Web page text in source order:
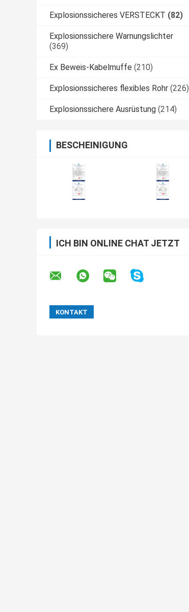
Explosionssicheres VERSTECKT (82)
Explosionssichere Warnungslichter
(369)
Ex Beweis-Kabelmuffe (210)
Explosionssicheres flexibles Rohr (226)
Explosionssichere Ausrüstung (214)
BESCHEINIGUNG
ICH BIN ONLINE CHAT JETZT